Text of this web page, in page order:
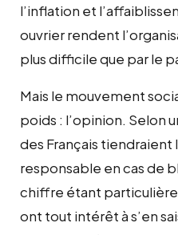
l’inflation et
ouvrier rendent
plus difficile que par le
Mais le mouvement
poids : l’opinion. Selon
des Français
responsable en cas de
chiffre étant
ont tout intérêt à s’en